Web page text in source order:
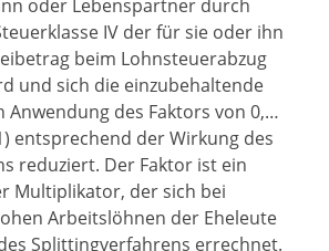
oder Lebenspartner durch
IV der für sie oder ihn
beim Lohnsteuerabzug
und sich die einzubehaltende
Anwendung des Faktors von 0,…
entsprechend der Wirkung des
reduziert. Der Faktor ist ein
Multiplikator, der sich bei
Arbeitslöhnen der Eheleute
Splittingverfahrens errechnet.